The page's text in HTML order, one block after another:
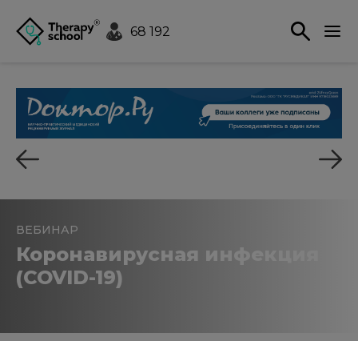
68 192
ВЕБИНАР
Коронавирусная инфекция
(COVID-19)